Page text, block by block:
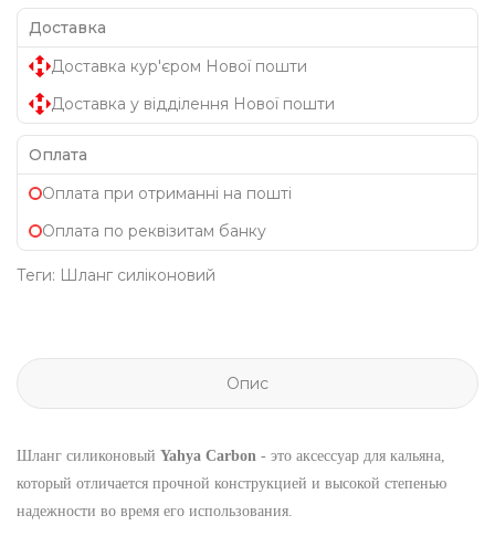
Доставка
Доставка кур'єром Нової пошти
Доставка у відділення Нової пошти
Оплата
Оплата при отриманні на пошті
Оплата по реквізитам банку
Теги: Шланг силіконовий
Опис
Шланг силиконовый Yahya Carbon - это аксессуар для кальяна,
который отличается прочной конструкцией и высокой степенью
надежности во время его использования.